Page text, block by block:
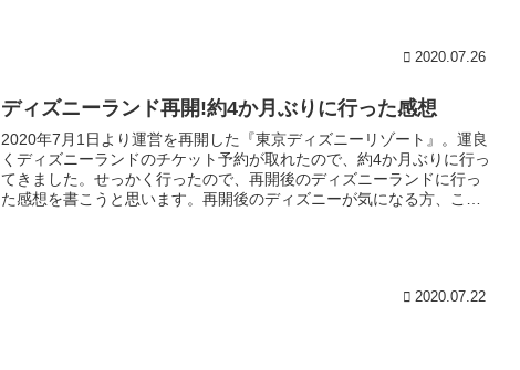
2020.07.26
ディズニーランド再開!約4か月ぶりに行った感想
2020年7月1日より運営を再開した『東京ディズニーリゾート』。運良
くディズニーランドのチケット予約が取れたので、約4か月ぶりに行っ
てきました。せっかく行ったので、再開後のディズニーランドに行っ
た感想を書こうと思います。再開後のディズニーが気になる方、これ
2020.07.22